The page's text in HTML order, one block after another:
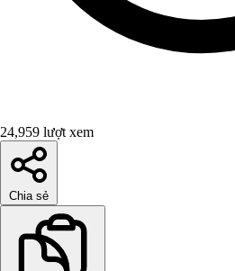
24,959 lượt xem
Chia sẻ